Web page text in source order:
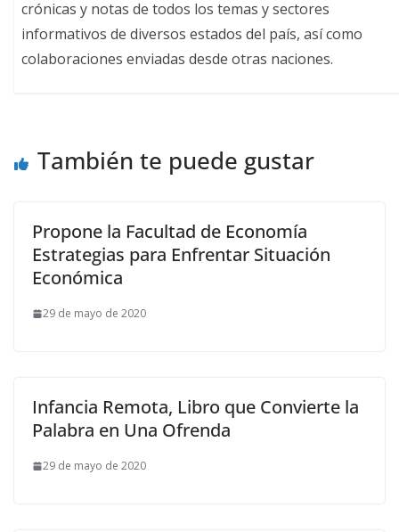
crónicas y notas de todos los temas y sectores
informativos de diversos estados del país, así como
colaboraciones enviadas desde otras naciones.
También te puede gustar
Propone la Facultad de Economía
Estrategias para Enfrentar Situación
Económica
29 de mayo de 2020
Infancia Remota, Libro que Convierte la
Palabra en Una Ofrenda
29 de mayo de 2020